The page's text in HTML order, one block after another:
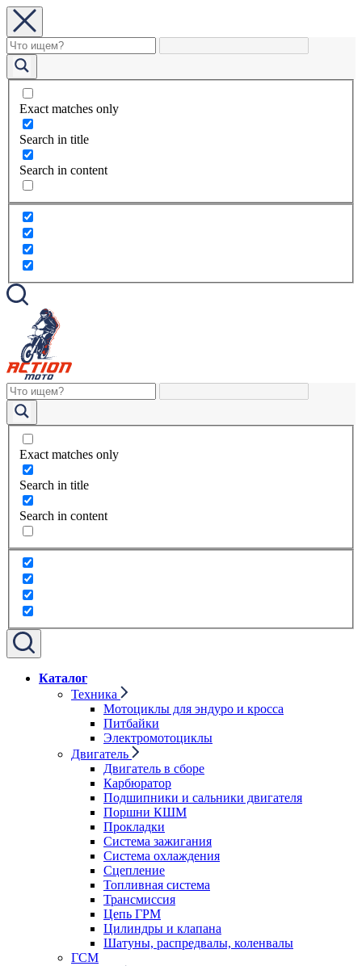
Exact matches only
Search in title
Search in content
Exact matches only
Search in title
Search in content
Каталог
Техника
Мотоциклы для эндуро и кросса
Питбайки
Электромотоциклы
Двигатель
Двигатель в сборе
Карбюратор
Подшипники и сальники двигателя
Поршни КШМ
Прокладки
Система зажигания
Система охлаждения
Сцепление
Топливная система
Трансмиссия
Цепь ГРМ
Цилиндры и клапана
Шатуны, распредвалы, коленвалы
ГСМ